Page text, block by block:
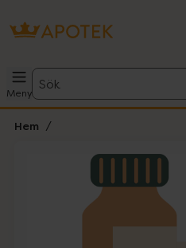
Meny
Sök
Hem
Lista: . Innehåller